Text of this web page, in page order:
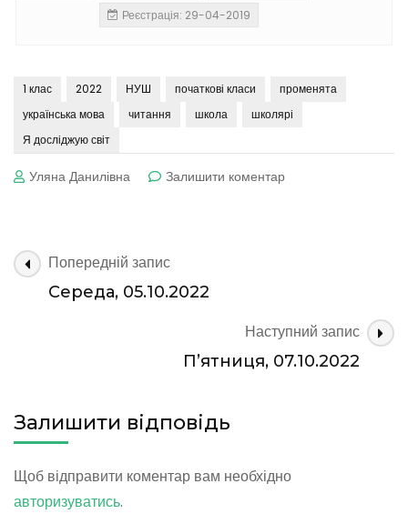
Реєстрація: 29-04-2019
1 клас 2022 НУШ початкові класи
променята
українська мова
читання школа
школярі
Я досліджую світ
Уляна Данилівна Залишити коментардо
Навігація
по
Попередній запис
Середа, 05.10.2022
Наступний запис
П’ятниця, 07.10.2022
Залишити відповідь
Щоб відправити коментар вам необхідно
авторизуватись.